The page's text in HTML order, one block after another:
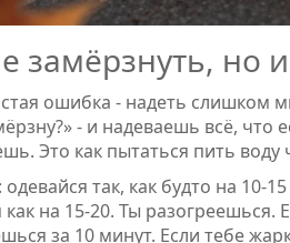
замёрзнуть, но
ошибка - надеть слишком
- и надеваешь всё,
Это как пытаться пить
так, как будто на 10-
как на 15-20. Ты
за 10 минут. Если тебе